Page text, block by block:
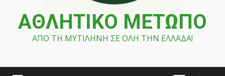
ΑΘΛΗΤΙΚΟ ΜΕΤΩΠΟ
ΑΠΟ ΤΗ ΜΥΤΙΛΗΝΗ ΣΕ ΟΛΗ ΤΗΝ ΕΛΛΑΔΑ!